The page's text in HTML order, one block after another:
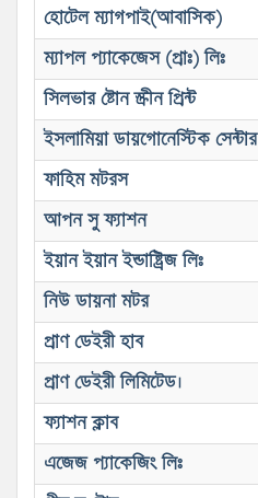
হোটেল ম্যাগপাই(আবাসিক)
ম্যাপল প্যাকেজেস (প্রাঃ) লিঃ
সিলভার ষ্টোন স্ক্রীন প্রিন্ট
ইসলামিয়া ডায়গোনেস্টিক সেন্টার
ফাহিম মটরস
আপন সু ফ্যাশন
ইয়ান ইয়ান ইন্ডাষ্ট্রিজ লিঃ
নিউ ডায়না মটর
প্রাণ ডেইরী হাব
প্রাণ ডেইরী লিমিটেড।
ফ্যাশন ক্লাব
এজেজ প্যাকেজিং লিঃ